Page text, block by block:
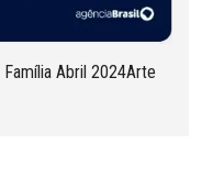
Abril 2024Arte